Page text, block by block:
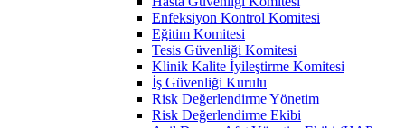
Enfeksiyon Kontrol Komitesi
Eğitim Komitesi
Tesis Güvenliği Komitesi
Klinik Kalite İyileştirme Komitesi
İş Güvenliği Kurulu
Risk Değerlendirme Yönetim
Risk Değerlendirme Ekibi